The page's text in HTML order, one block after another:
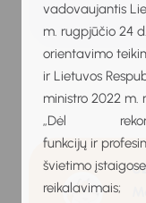
vadovaujantis
m. rugpjūčio 24
orientavimo
ir Lietuvos
ministro 2022 m.
„Dėl
funkcijų ir
švietimo
reikalavimais;